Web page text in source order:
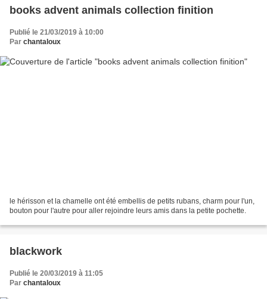
books advent animals collection finition
Publié le 21/03/2019 à 10:00
Par chantaloux
le hérisson et la chamelle ont été embellis de petits rubans, charm pour l'un,
bouton pour l'autre pour aller rejoindre leurs amis dans la petite pochette.
blackwork
Publié le 20/03/2019 à 11:05
Par chantaloux